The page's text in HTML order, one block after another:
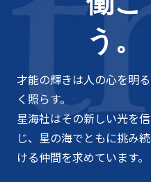
う。
才能の輝きは人の心を明る
く照らす。
星海社はその新しい光を信
じ、星の海でともに挑み続
ける仲間を求めています。